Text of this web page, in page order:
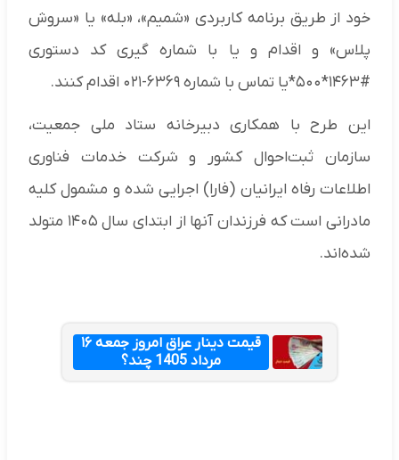
خود از طریق برنامه کاربردی «شمیم»، «بله» یا «سروش
پلاس» و اقدام و یا با شماره گیری کد دستوری
#۱۴۶۳*۵۰۰*یا تماس با شماره ۶۳۶۹-۰۲۱ اقدام کنند.
این طرح با همکاری دبیرخانه ستاد ملی جمعیت،
سازمان ثبت‌احوال کشور و شرکت خدمات فناوری
اطلاعات رفاه ایرانیان (فارا) اجرایی شده و مشمول کلیه
مادرانی است که فرزندان آنها از ابتدای سال ۱۴۰۵ متولد
شده‌اند.
قیمت دینار عراق امروز جمعه ۱۶
مرداد 1405 چند؟